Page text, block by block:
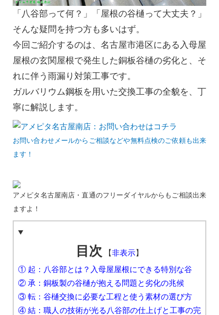
「八谷部って何？」「屋根の谷樋って大丈夫？」
そんな疑問を持つ方も多いはず。
今回ご紹介するのは、名古屋市港区にある入母屋
屋根の玄関屋根で発生した銅板谷樋の劣化と、そ
れに伴う雨漏り対策工事です。
ガルバリウム鋼板を用いた交換工事の全貌を、丁
寧に解説します。
お問い合わせメールからご相談などや無料点検のご依頼も出来
ます！
アメピタ名古屋南店・直通のフリーダイヤルからもご相談出来
ますよ！
目次 【非表示】
① 起：八谷部とは？入母屋屋根にできる特別な谷
② 承：銅板製の谷樋が抱える問題と劣化の兆候
③ 転：谷樋交換に必要な工程と使う素材の選び方
④ 結：職人の技術が光る八谷部の仕上げと工事の完